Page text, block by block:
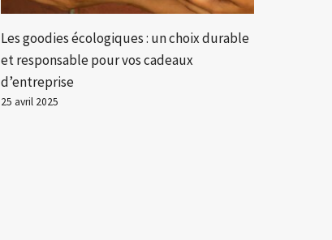
Les goodies écologiques : un choix durable
et responsable pour vos cadeaux
d’entreprise
25 avril 2025